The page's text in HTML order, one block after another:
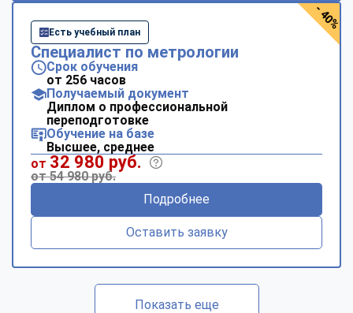
Есть учебный план
Специалист по метрологии
Срок обучения
от 256 часов
Получаемый документ
Диплом о профессиональной
переподготовке
Обучение на базе
Высшее, среднее
от 32 980 руб.
от 54 980 руб.
Подробнее
Оставить заявку
- 40%
Показать еще